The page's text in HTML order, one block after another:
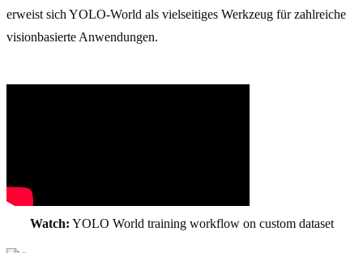
erweist sich YOLO-World als vielseitiges Werkzeug für zahlreiche
visionbasierte Anwendungen.
Watch: YOLO World training workflow on custom dataset